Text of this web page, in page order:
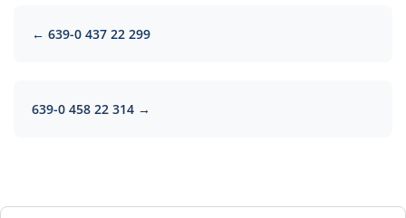
← 639-0 437 22 299
639-0 458 22 314 →